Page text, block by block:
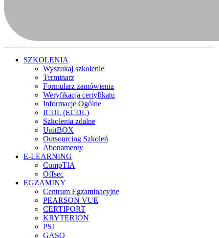
SZKOLENIA
Wyszukaj szkolenie
Terminarz
Formularz zamówienia
Weryfikacja certyfikatu
Informacje Ogólne
ICDL (ECDL)
Szkolenia zdalne
UnitBOX
Outsourcing Szkoleń
Abonamenty
E-LEARNING
CompTIA
Offsec
EGZAMINY
Centrum Egzaminacyjne
PEARSON VUE
CERTIPORT
KRYTERION
PSI
GASQ